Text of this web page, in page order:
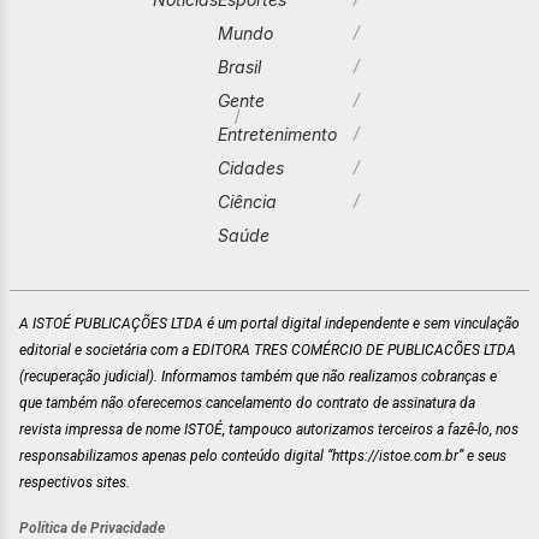
Mundo
Brasil
Gente
Entretenimento
Cidades
Ciência
Saúde
A ISTOÉ PUBLICAÇÕES LTDA é um portal digital independente e sem vinculação
editorial e societária com a EDITORA TRES COMÉRCIO DE PUBLICACÕES LTDA
(recuperação judicial). Informamos também que não realizamos cobranças e
que também não oferecemos cancelamento do contrato de assinatura da
revista impressa de nome ISTOÉ, tampouco autorizamos terceiros a fazê-lo, nos
responsabilizamos apenas pelo conteúdo digital “https://istoe.com.br” e seus
respectivos sites.
Política de Privacidade